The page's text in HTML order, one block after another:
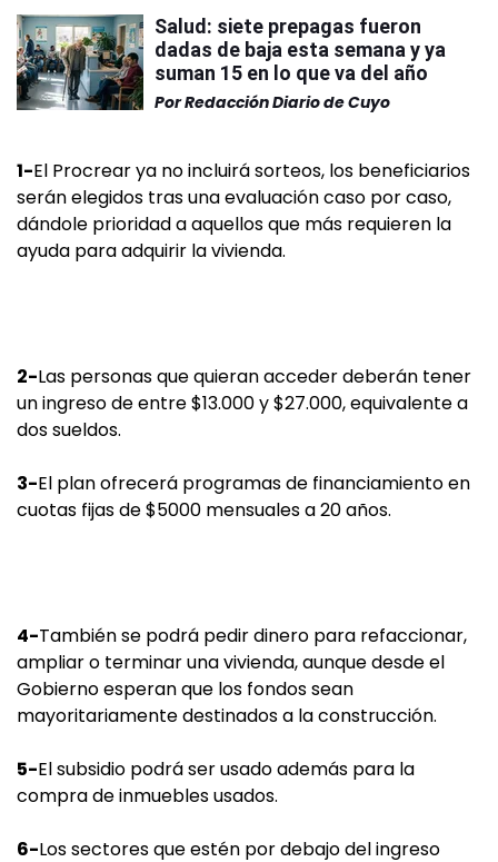
Salud: siete prepagas fueron
dadas de baja esta semana y ya
suman 15 en lo que va del año
PorRedacción Diario de Cuyo
1-El Procrear ya no incluirá sorteos, los beneficiarios
serán elegidos tras una evaluación caso por caso,
dándole prioridad a aquellos que más requieren la
ayuda para adquirir la vivienda.
2-Las personas que quieran acceder deberán tener
un ingreso de entre $13.000 y $27.000, equivalente a
dos sueldos.
3-El plan ofrecerá programas de financiamiento en
cuotas fijas de $5000 mensuales a 20 años.
4-También se podrá pedir dinero para refaccionar,
ampliar o terminar una vivienda, aunque desde el
Gobierno esperan que los fondos sean
mayoritariamente destinados a la construcción.
5-El subsidio podrá ser usado además para la
compra de inmuebles usados.
6-Los sectores que estén por debajo del ingreso